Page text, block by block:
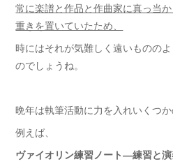
常に楽譜と作品と作曲家に真っ当
重きを置いていたため、
時にはそれが気難しく遠いものの
のでしょうね。
晩年は執筆活動に力を入れいくつか
例えば、
ヴァイオリン練習ノート―練習と